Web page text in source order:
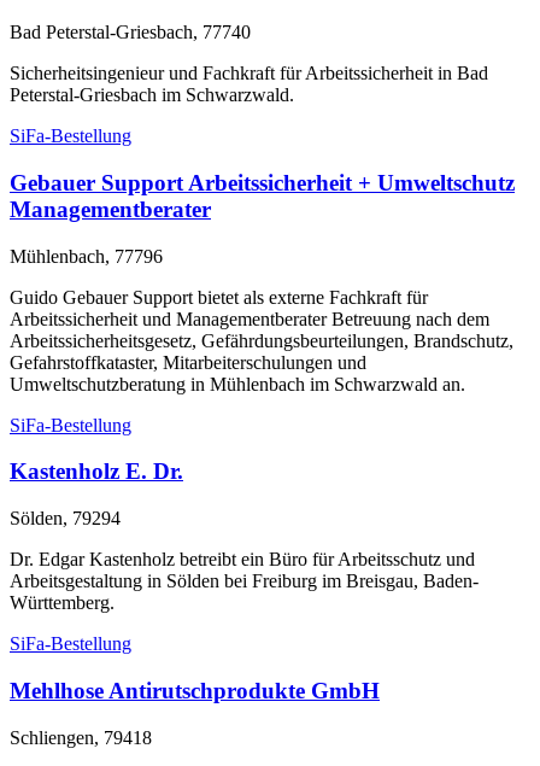
Bad Peterstal-Griesbach, 77740
Sicherheitsingenieur und Fachkraft für Arbeitssicherheit in Bad
Peterstal-Griesbach im Schwarzwald.
SiFa-Bestellung
Gebauer Support Arbeitssicherheit + Umweltschutz
Managementberater
Mühlenbach, 77796
Guido Gebauer Support bietet als externe Fachkraft für
Arbeitssicherheit und Managementberater Betreuung nach dem
Arbeitssicherheitsgesetz, Gefährdungsbeurteilungen, Brandschutz,
Gefahrstoffkataster, Mitarbeiterschulungen und
Umweltschutzberatung in Mühlenbach im Schwarzwald an.
SiFa-Bestellung
Kastenholz E. Dr.
Sölden, 79294
Dr. Edgar Kastenholz betreibt ein Büro für Arbeitsschutz und
Arbeitsgestaltung in Sölden bei Freiburg im Breisgau, Baden-
Württemberg.
SiFa-Bestellung
Mehlhose Antirutschprodukte GmbH
Schliengen, 79418